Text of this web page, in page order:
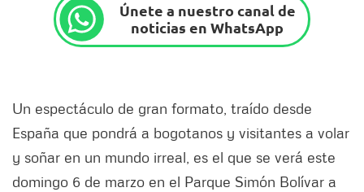
Únete a nuestro canal de
noticias en WhatsApp
Un espectáculo de gran formato, traído desde
España que pondrá a bogotanos y visitantes a volar
y soñar en un mundo irreal, es el que se verá este
domingo 6 de marzo en el Parque Simón Bolívar a